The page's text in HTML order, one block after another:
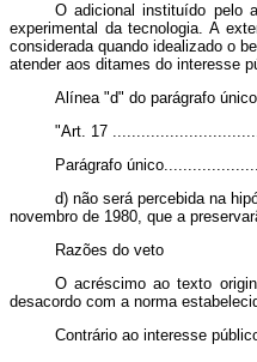
O adicional instituído pelo
experimental da tecnologia. A
considerada quando idealizado o
atender aos ditames do interesse
Alínea "d" do parágrafo
"Art. 17
Parágrafo
d) não será percebida na
novembro de 1980, que a
Razões do veto
O acréscimo ao texto
desacordo com a norma
Contrário ao interesse